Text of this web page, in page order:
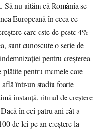
Să nu uităm că România se
Europeană în ceea ce
care este de peste 4%
sunt cunoscute o serie de
pentru creşterea
pentru mamele care
într-un stadiu foarte
instanţă, ritmul de creştere
în cei patru ani cât a
de lei pe an creştere la